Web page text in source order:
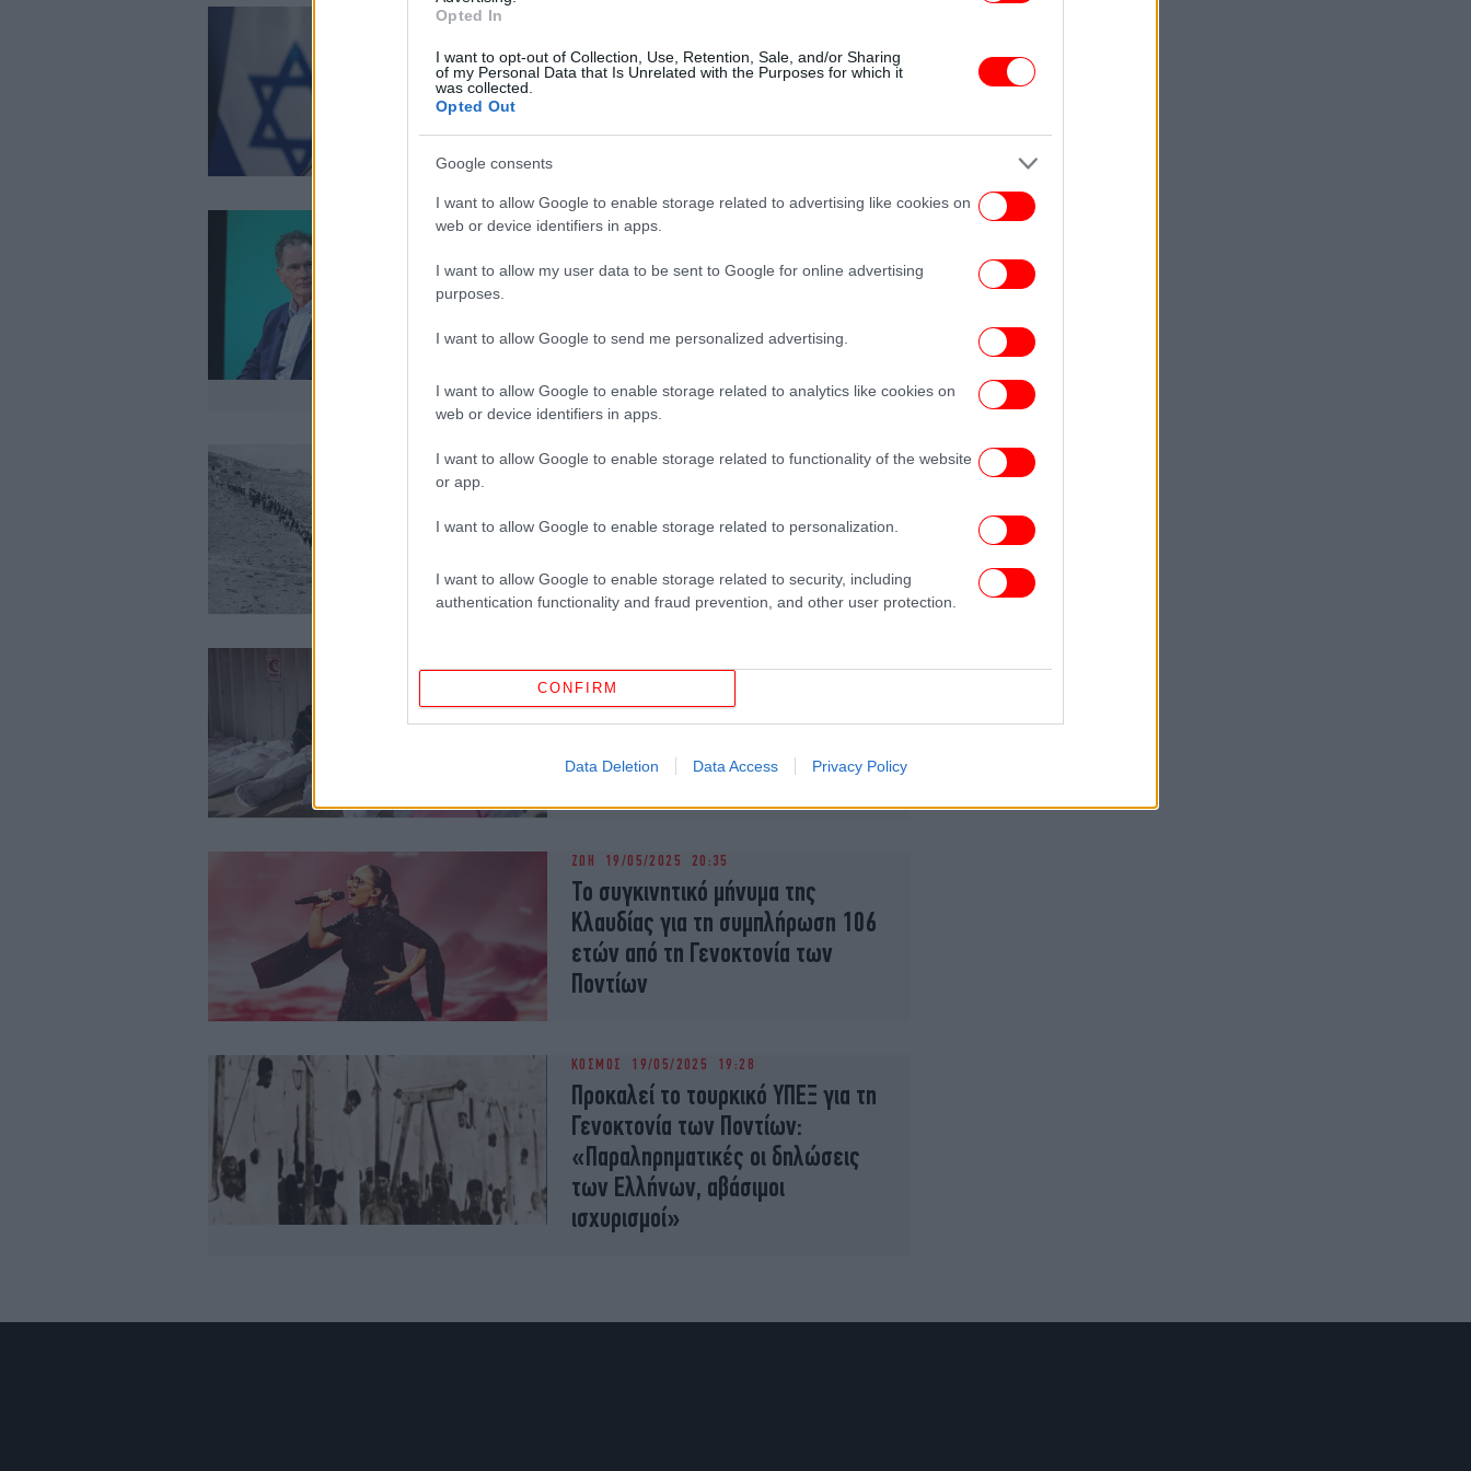
Opted In
I want to opt-out of Collection, Use, Retention, Sale, and/or Sharing
of my Personal Data that Is Unrelated with the Purposes for which it
was collected.
Opted Out
Google consents
I want to allow Google to enable storage related to advertising like cookies on
web or device identifiers in apps.
I want to allow my user data to be sent to Google for online advertising
purposes.
I want to allow Google to send me personalized advertising.
I want to allow Google to enable storage related to analytics like cookies on
web or device identifiers in apps.
I want to allow Google to enable storage related to functionality of the website
or app.
I want to allow Google to enable storage related to personalization.
I want to allow Google to enable storage related to security, including
authentication functionality and fraud prevention, and other user protection.
CONFIRM
Data Deletion Data Access Privacy Policy
Ο Νετανιάχου αναγνώρισε για
πρώτη φορά τη γενοκτονία των
Πόντου -Ιστορική δήλωση
ΠΟΛΙΤΙΚΗ
Τούρκο πρέσβη στην ΕΕ: «Η
αδιαπραγμάτευτη αξία της
ΠΟΛΙΤΙΚΗ 21/05/2025 23:51
στις Βρυξέλλες για τη γενοκτονία
των Ποντίων: Η Ελλάδα έκανε...
εκστρατεία εθνοκάθαρσης
Ένωση Δικαστών και
Εισαγγελέων: Όχι σε νέες
έγκλημα στη Γάζα
ΖΩΗ 19/05/2025 20:35
Το συγκινητικό μήνυμα της
Κλαυδίας για τη συμπλήρωση 106
ετών από τη Γενοκτονία των
Ποντίων
ΚΟΣΜΟΣ 19/05/2025 19:28
Προκαλεί το τουρκικό ΥΠΕΞ για τη
Γενοκτονία των Ποντίων:
«Παραληρηματικές οι δηλώσεις
των Ελλήνων, αβάσιμοι
ισχυρισμοί»